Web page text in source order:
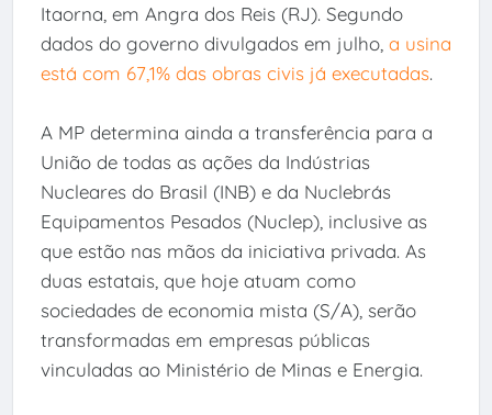
Itaorna, em Angra dos Reis (RJ). Segundo
dados do governo divulgados em julho, a usina
está com 67,1% das obras civis já executadas.
A MP determina ainda a transferência para a
União de todas as ações da Indústrias
Nucleares do Brasil (INB) e da Nuclebrás
Equipamentos Pesados (Nuclep), inclusive as
que estão nas mãos da iniciativa privada. As
duas estatais, que hoje atuam como
sociedades de economia mista (S/A), serão
transformadas em empresas públicas
vinculadas ao Ministério de Minas e Energia.